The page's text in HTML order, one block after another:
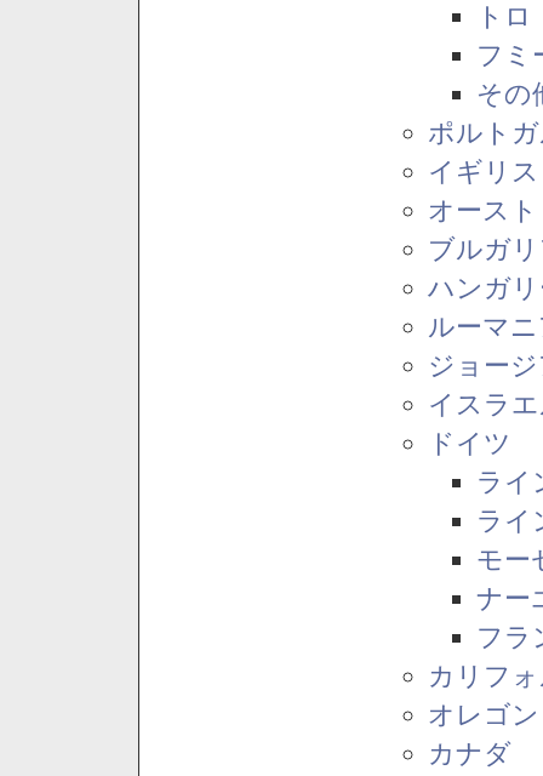
トロ
フミ
その
ポルト
イギリス
オース
ブルガ
ハンガ
ルーマ
ジョー
イスラ
ドイツ
ライ
ライ
モー
ナー
フラ
カリフ
オレゴ
カナダ